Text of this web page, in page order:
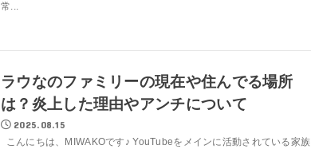
常...
ラウなのファミリーの現在や住んでる場所
は？炎上した理由やアンチについて
2025.08.15
こんにちは、MIWAKOです♪ YouTubeをメインに活動されている家族